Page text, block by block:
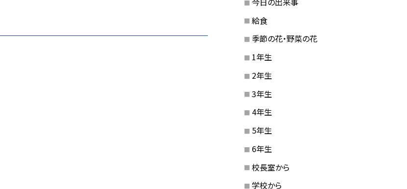
給食
季節の花・野菜の花
1年生
2年生
3年生
4年生
5年生
6年生
校長室から
学校から